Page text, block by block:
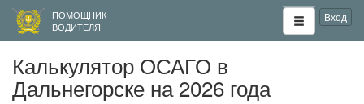
ПОМОЩНИК
ВОДИТЕЛЯ
Вход
Калькулятор ОСАГО в
Дальнегорске на 2026 года